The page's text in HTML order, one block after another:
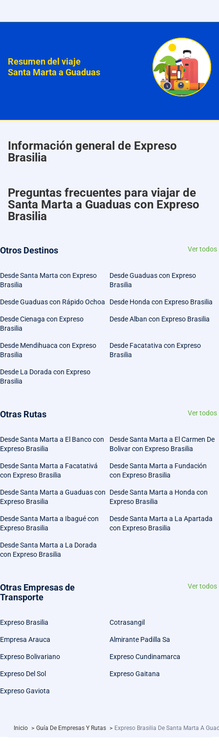
Resumen del viaje
Santa Marta a Guaduas
Información general de Expreso
Brasilia
Preguntas frecuentes para viajar de
Santa Marta a Guaduas con Expreso
Brasilia
Otros Destinos Ver todos
Desde Santa Marta con Expreso
Brasilia
Desde Guaduas con Expreso
Brasilia
Desde Guaduas con Rápido Ochoa Desde Honda con Expreso Brasilia
Desde Cienaga con Expreso
Brasilia
Desde Alban con Expreso Brasilia
Desde Mendihuaca con Expreso
Brasilia
Desde Facatativa con Expreso
Brasilia
Desde La Dorada con Expreso
Brasilia
Otras Rutas Ver todos
Desde Santa Marta a El Banco con
Expreso Brasilia
Desde Santa Marta a El Carmen De
Bolivar con Expreso Brasilia
Desde Santa Marta a Facatativá
con Expreso Brasilia
Desde Santa Marta a Fundación
con Expreso Brasilia
Desde Santa Marta a Guaduas con
Expreso Brasilia
Desde Santa Marta a Honda con
Expreso Brasilia
Desde Santa Marta a Ibagué con
Expreso Brasilia
Desde Santa Marta a La Apartada
con Expreso Brasilia
Desde Santa Marta a La Dorada
con Expreso Brasilia
Otras Empresas de
Transporte
Ver todos
Expreso Brasilia Cotrasangil
Empresa Arauca Almirante Padilla Sa
Expreso Bolivariano Expreso Cundinamarca
Expreso Del Sol Expreso Gaitana
Expreso Gaviota
Inicio > Guía De Empresas Y Rutas > Expreso Brasilia De Santa Marta A